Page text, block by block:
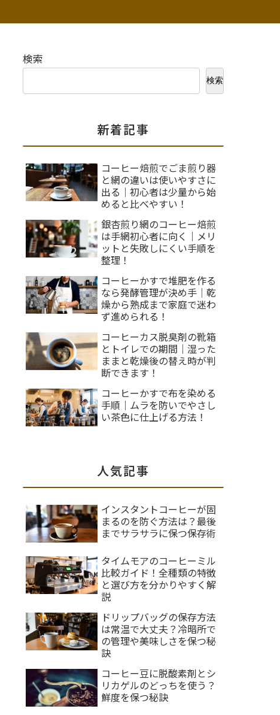
検索
検索
新着記事
コーヒー焙煎でごま煎り器
と網の違いは使いやすさに
出る｜初心者は少量から始
めると比べやすい！
銀杏煎り網のコーヒー焙煎
は手網初心者に向く｜メリ
ットと失敗しにくい手順を
整理！
コーヒーかすで堆肥を作る
なら発酵管理が決め手｜乾
燥から熟成まで家庭で迷わ
ず進められる！
コーヒーカス脱臭剤の靴箱
とトイレでの期間｜湿った
ままと乾燥後の替え時が判
断できます！
コーヒーかすで布を染める
手順｜ムラを防いでやさし
い茶色に仕上げる方法！
人気記事
インスタントコーヒーが固
まるのを防ぐ方法は？最後
までサラサラに保つ保存術
タイムモアのコーヒーミル
比較ガイド！全種類の特徴
と選び方を分かりやすく解
説
ドリップバッグの保存方法
は常温で大丈夫？冷暗所で
の管理や美味しさを保つ秘
訣
コーヒー豆に脱酸素剤とシ
リカゲルのどっちを使う？
鮮度を保つ秘訣